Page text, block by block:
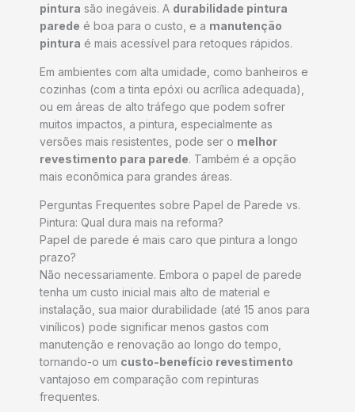
pintura são inegáveis. A durabilidade pintura
parede é boa para o custo, e a manutenção
pintura é mais acessível para retoques rápidos.
Em ambientes com alta umidade, como banheiros e
cozinhas (com a tinta epóxi ou acrílica adequada),
ou em áreas de alto tráfego que podem sofrer
muitos impactos, a pintura, especialmente as
versões mais resistentes, pode ser o melhor
revestimento para parede. Também é a opção
mais econômica para grandes áreas.
Perguntas Frequentes sobre Papel de Parede vs.
Pintura: Qual dura mais na reforma?
Papel de parede é mais caro que pintura a longo
prazo?
Não necessariamente. Embora o papel de parede
tenha um custo inicial mais alto de material e
instalação, sua maior durabilidade (até 15 anos para
vinílicos) pode significar menos gastos com
manutenção e renovação ao longo do tempo,
tornando-o um custo-benefício revestimento
vantajoso em comparação com repinturas
frequentes.